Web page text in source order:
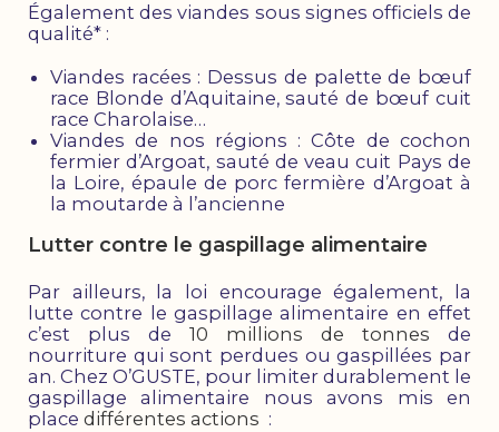
Également des viandes sous signes officiels de
qualité* :
Viandes racées : Dessus de palette de bœuf
race Blonde d’Aquitaine, sauté de bœuf cuit
race Charolaise…
Viandes de nos régions : Côte de cochon
fermier d’Argoat, sauté de veau cuit Pays de
la Loire, épaule de porc fermière d’Argoat à
la moutarde à l’ancienne
Lutter contre le gaspillage alimentaire
Par ailleurs, la loi encourage également, la
lutte contre le gaspillage alimentaire en effet
c’est plus de 10 millions de tonnes de
nourriture qui sont perdues ou gaspillées par
an. Chez O’GUSTE, pour limiter durablement le
gaspillage alimentaire nous avons mis en
place différentes actions :